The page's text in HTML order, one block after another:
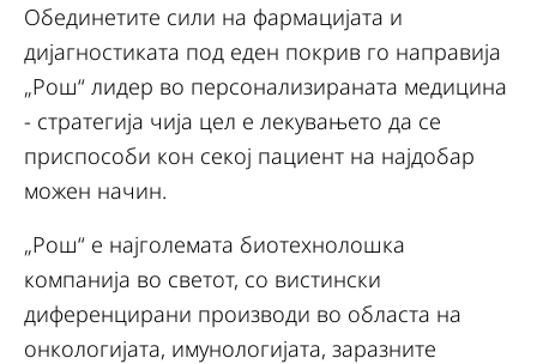
Обединетите сили на фармацијата и
дијагностиката под еден покрив го направија
„Рош“ лидер во персонализираната медицина
- стратегија чија цел е лекувањето да се
приспособи кон секој пациент на најдобар
можен начин.
„Рош“ е најголемата биотехнолошка
компанија во светот, со вистински
диференцирани производи во областа на
онкологијата, имунологијата, заразните